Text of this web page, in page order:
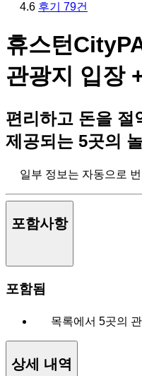
4.6 후기 79건
휴스턴
관광지 입장
편리하고 돈을 절
제공되는 5곳의
일부 정보는 자동으로
포함사항
포함됨
목록에서 5곳의
상세 내역